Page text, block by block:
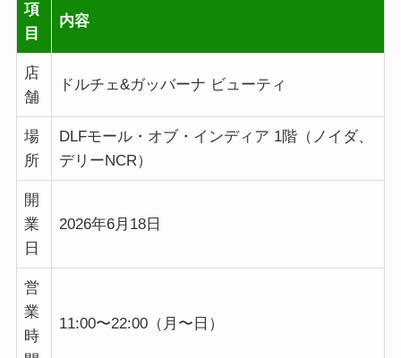
項
目
内容
店
舗
ドルチェ&ガッバーナ ビューティ
場
所
DLFモール・オブ・インディア 1階（ノイダ、
デリーNCR）
開
業
日
2026年6月18日
営
業
時
11:00〜22:00（月〜日）